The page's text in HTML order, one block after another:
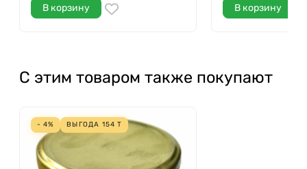
В корзину В корзину
С этим товаром также покупают
- 4% ВЫГОДА 154 Т